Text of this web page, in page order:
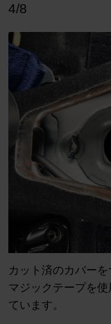
4/8
カット済のカバー
マジックテープを
ています。